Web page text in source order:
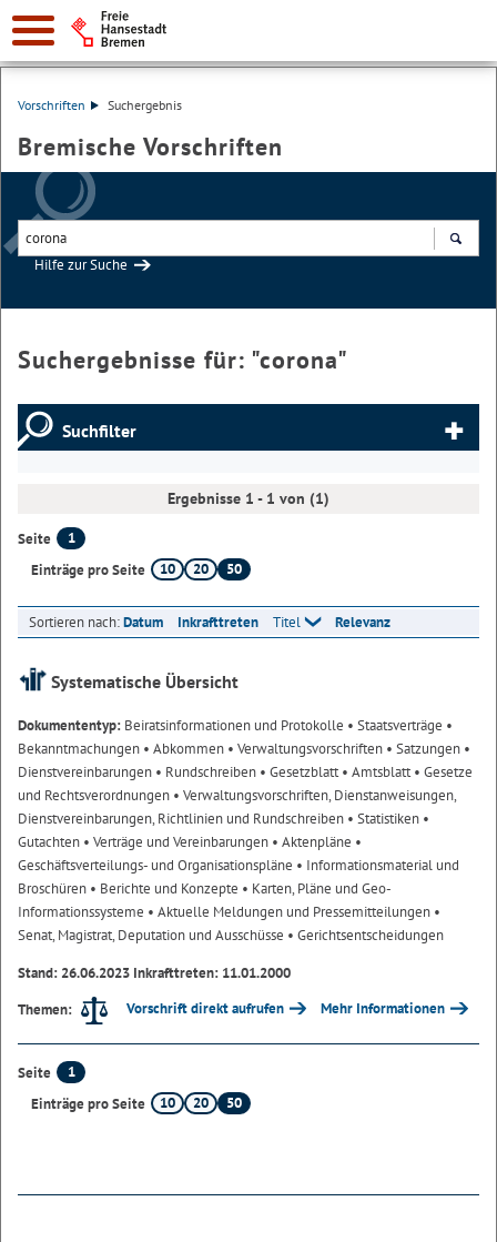
Vorschriften Suchergebnis
Bremische Vorschriften
Hilfe zur Suche
Suchergebnisse für: "corona"
Suchfilter
Ergebnisse 1 - 1 von (1)
Seite
1
Einträge pro Seite
10 20 50
Sortieren nach:Datum Inkrafttreten Titel Relevanz
Systematische Übersicht
Dokumententyp: Beiratsinformationen und Protokolle • Staatsverträge •
Bekanntmachungen • Abkommen • Verwaltungsvorschriften • Satzungen •
Dienstvereinbarungen • Rundschreiben • Gesetzblatt• Amtsblatt• Gesetze
und Rechtsverordnungen • Verwaltungsvorschriften, Dienstanweisungen,
Dienstvereinbarungen, Richtlinien und Rundschreiben • Statistiken •
Gutachten • Verträge und Vereinbarungen • Aktenpläne •
Geschäftsverteilungs- und Organisationspläne • Informationsmaterial und
Broschüren • Berichte und Konzepte • Karten, Pläne und Geo-
Informationssysteme • Aktuelle Meldungen und Pressemitteilungen •
Senat, Magistrat, Deputation und Ausschüsse • Gerichtsentscheidungen
Stand: 26.06.2023 Inkrafttreten: 11.01.2000
Themen:
Vorschrift direkt aufrufen Mehr Informationen
Seite
1
Einträge pro Seite
10 20 50